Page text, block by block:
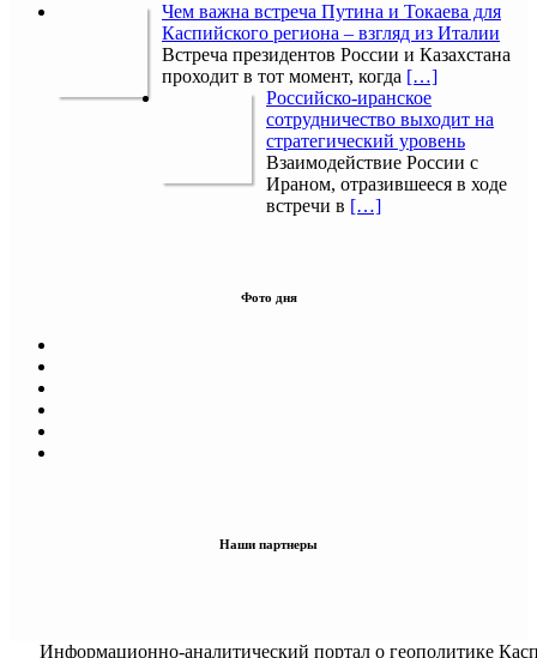
Чем важна встреча Путина и Токаева для
Каспийского региона – взгляд из Италии
Встреча президентов России и Казахстана
проходит в тот момент, когда […]
Российско-иранское
сотрудничество выходит на
стратегический уровень
Взаимодействие России с
Ираном, отразившееся в ходе
встречи в […]
Фото дня
Наши партнеры
Информационно-аналитический портал о геополитике